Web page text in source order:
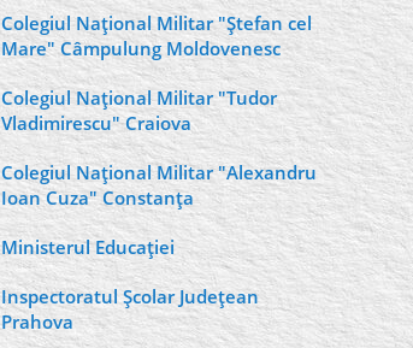
Colegiul Naţional Militar "Ştefan cel
Mare" Câmpulung Moldovenesc
Colegiul Naţional Militar "Tudor
Vladimirescu" Craiova
Colegiul Naţional Militar "Alexandru
Ioan Cuza" Constanţa
Ministerul Educaţiei
Inspectoratul Şcolar Judeţean
Prahova